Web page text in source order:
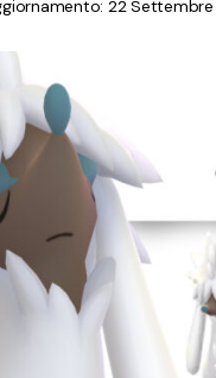
22 Settembre